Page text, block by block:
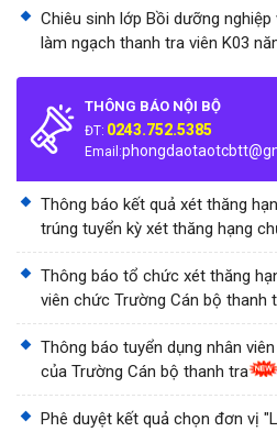
Chiêu sinh lớp Bồi dưỡng
làm ngạch thanh tra viên K03
THÔNG BÁO NỘI BỘ
ĐT: 0243.752.5385
Email:
Thông báo kết quả xét thăng
trúng tuyển kỳ xét thăng hạng
chức Trường Cán bộ thanh tra
Thông báo tổ chức xét thăng
viên chức Trường Cán bộ thanh
Thông báo tuyển dụng nhân
của Trường Cán bộ thanh tra
Phê duyệt kết quả chọn đơn vị